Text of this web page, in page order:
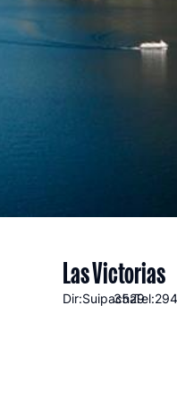
Las Victorias
Dir:Suipacha
3529